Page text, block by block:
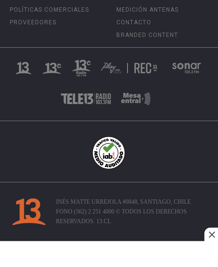
POLÍTICAS COMERCIALES
PROVEEDORES
MEDICIÓN ANTENAS
CONTACTO
BRANDED CONTENT
INÉS MATTE URREJOLA #0848, SANTIAGO, CHILE
FONO (562) 2 251 4000 © TODOS LOS DERECHOS
RESERVADOS. 13.CL